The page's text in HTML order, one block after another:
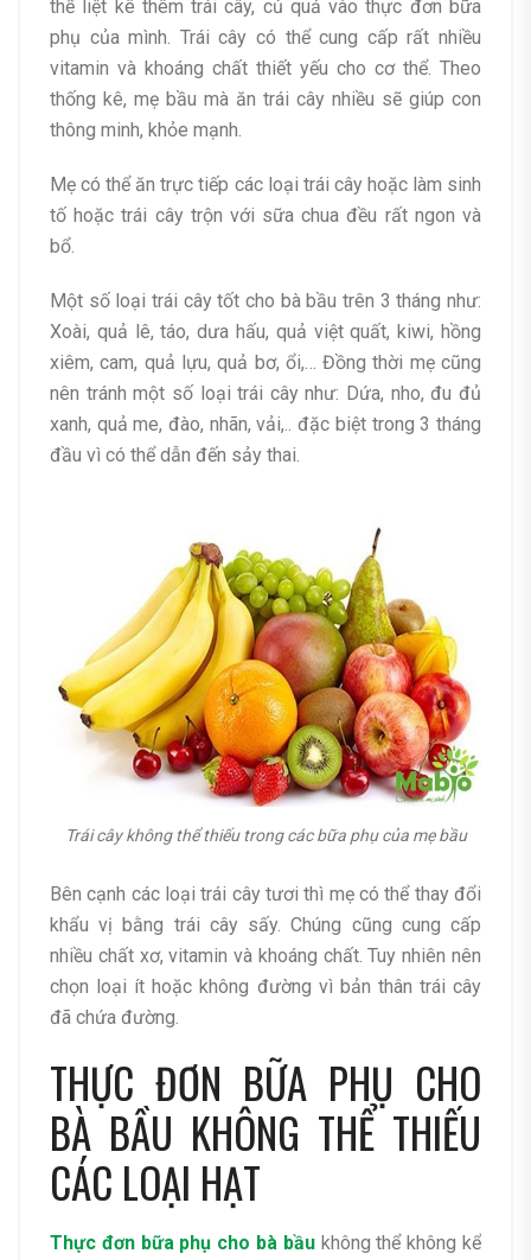
thể liệt kê thêm trái cây, củ quả vào thực đơn bữa
phụ của mình. Trái cây có thể cung cấp rất nhiều
vitamin và khoáng chất thiết yếu cho cơ thể. Theo
thống kê, mẹ bầu mà ăn trái cây nhiều sẽ giúp con
thông minh, khỏe mạnh.
Mẹ có thể ăn trực tiếp các loại trái cây hoặc làm sinh
tố hoặc trái cây trộn với sữa chua đều rất ngon và
bổ.
Một số loại trái cây tốt cho bà bầu trên 3 tháng như:
Xoài, quả lê, táo, dưa hấu, quả việt quất, kiwi, hồng
xiêm, cam, quả lựu, quả bơ, ổi,… Đồng thời mẹ cũng
nên tránh một số loại trái cây như: Dứa, nho, đu đủ
xanh, quả me, đào, nhãn, vải,.. đặc biệt trong 3 tháng
đầu vì có thể dẫn đến sảy thai.
Trái cây không thể thiếu trong các bữa phụ của mẹ bầu
Bên cạnh các loại trái cây tươi thì mẹ có thể thay đổi
khẩu vị bằng trái cây sấy. Chúng cũng cung cấp
nhiều chất xơ, vitamin và khoáng chất. Tuy nhiên nên
chọn loại ít hoặc không đường vì bản thân trái cây
đã chứa đường.
THỰC ĐƠN BỮA PHỤ CHO
BÀ BẦU KHÔNG THỂ THIẾU
CÁC LOẠI HẠT
Thực đơn bữa phụ cho bà bầukhông thể không kể